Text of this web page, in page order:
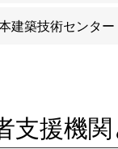
建築技術センター
支援機